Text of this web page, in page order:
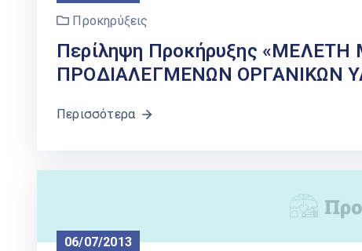
Προκηρύξεις
Περίληψη Προκήρυξης
ΠΡΟΔΙΑΛΕΓΜΕΝΩΝ ΟΡΓΑΝΙΚΩΝ
Περισσότερα
06/07/2013